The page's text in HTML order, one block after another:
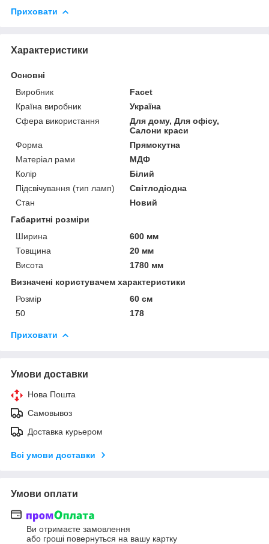
Приховати
Характеристики
Основні
Виробник
Facet
Країна виробник
Україна
Сфера використання
Для дому, Для офісу,
Салони краси
Форма
Прямокутна
Матеріал рами
МДФ
Колір
Білий
Підсвічування (тип ламп)
Світлодіодна
Стан
Новий
Габаритні розміри
Ширина
600 мм
Товщина
20 мм
Висота
1780 мм
Визначені користувачем характеристики
Розмір
60 см
50
178
Приховати
Умови доставки
Нова Пошта
Самовывоз
Доставка курьером
Всі умови доставки
Умови оплати
Ви отримаєте замовлення
або гроші повернуться на вашу картку